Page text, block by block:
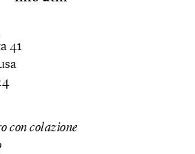
41
con colazione